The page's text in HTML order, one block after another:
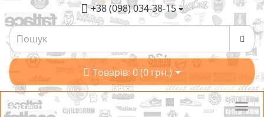
+38 (098) 034-38-15
Товарів: 0 (0 грн.)
Категорії